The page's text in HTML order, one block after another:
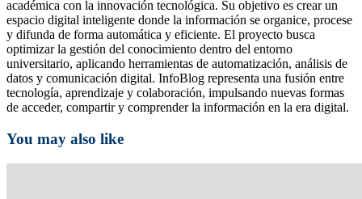
académica con la innovación tecnológica. Su objetivo es crear un
espacio digital inteligente donde la información se organice, procese
y difunda de forma automática y eficiente. El proyecto busca
optimizar la gestión del conocimiento dentro del entorno
universitario, aplicando herramientas de automatización, análisis de
datos y comunicación digital. InfoBlog representa una fusión entre
tecnología, aprendizaje y colaboración, impulsando nuevas formas
de acceder, compartir y comprender la información en la era digital.
You may also like